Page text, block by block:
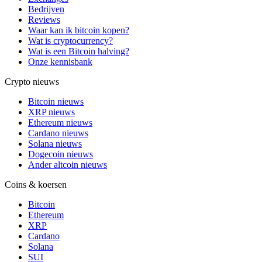
Bedrijven
Reviews
Waar kan ik bitcoin kopen?
Wat is cryptocurrency?
Wat is een Bitcoin halving?
Onze kennisbank
Crypto nieuws
Bitcoin nieuws
XRP nieuws
Ethereum nieuws
Cardano nieuws
Solana nieuws
Dogecoin nieuws
Ander altcoin nieuws
Coins & koersen
Bitcoin
Ethereum
XRP
Cardano
Solana
SUI